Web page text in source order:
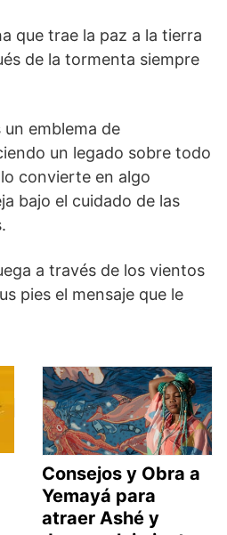
que trae la paz a la tierra
de la tormenta siempre
emblema de
un legado sobre todo
convierte en algo
bajo el cuidado de las
a través de los vientos
pies el mensaje que le
Consejos y Obra a
Yemayá para
atraer Ashé y